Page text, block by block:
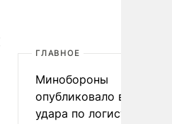
ГЛАВНОЕ
Минобороны
опубликовало видео
удара по